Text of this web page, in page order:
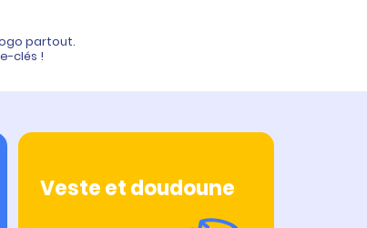
partout.
clés !
Veste et doudoune